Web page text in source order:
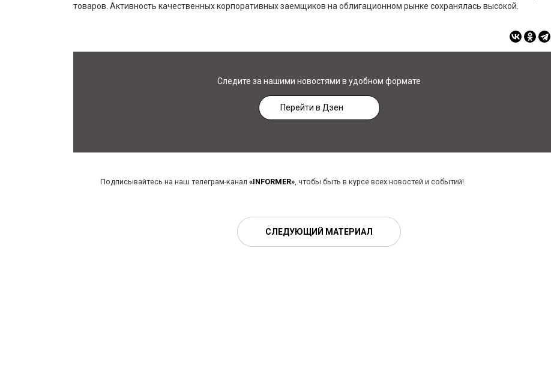
товаров. Активность качественных корпоративных заемщиков на облигационном рынке сохранялась высокой.
Следите за нашими новостями в удобном формате
Перейти в Дзен
Подписывайтесь на наш телеграм-канал «INFORMER», чтобы быть в курсе всех новостей и событий!
СЛЕДУЮЩИЙ МАТЕРИАЛ